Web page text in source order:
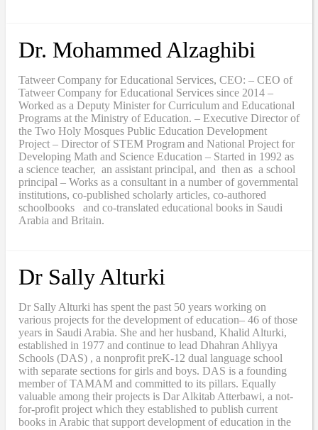
Dr. Mohammed Alzaghibi
Tatweer Company for Educational Services, CEO: – CEO of
Tatweer Company for Educational Services since 2014 –
Worked as a Deputy Minister for Curriculum and Educational
Programs at the Ministry of Education. – Executive Director of
the Two Holy Mosques Public Education Development
Project – Director of STEM Program and National Project for
Developing Math and Science Education – Started in 1992 as
a science teacher, an assistant principal, and then as a school
principal – Works as a consultant in a number of governmental
institutions, co-published scholarly articles, co-authored
schoolbooks and co-translated educational books in Saudi
Arabia and Britain.
Dr Sally Alturki
Dr Sally Alturki has spent the past 50 years working on
various projects for the development of education– 46 of those
years in Saudi Arabia. She and her husband, Khalid Alturki,
established in 1977 and continue to lead Dhahran Ahliyya
Schools (DAS) , a nonprofit preK-12 dual language school
with separate sections for girls and boys. DAS is a founding
member of TAMAM and committed to its pillars. Equally
valuable among their projects is Dar Alkitab Atterbawi, a not-
for-profit project which they established to publish current
books in Arabic that support development of education in the